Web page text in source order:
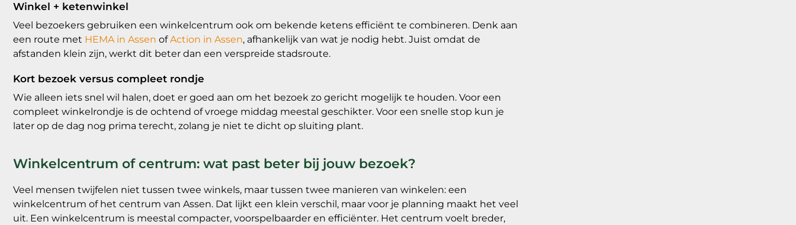
Winkel + ketenwinkel
Veel bezoekers gebruiken een winkelcentrum ook om bekende ketens efficiënt te combineren. Denk aan
een route met HEMA in Assen ofAction in Assen, afhankelijk van wat je nodig hebt. Juist omdat de
afstanden klein zijn, werkt dit beter dan een verspreide stadsroute.
Kort bezoek versus compleet rondje
Wie alleen iets snel wil halen, doet er goed aan om het bezoek zo gericht mogelijk te houden. Voor een
compleet winkelrondje is de ochtend of vroege middag meestal geschikter. Voor een snelle stop kun je
later op de dag nog prima terecht, zolang je niet te dicht op sluiting plant.
Winkelcentrum of centrum: wat past beter bij jouw bezoek?
Veel mensen twijfelen niet tussen twee winkels, maar tussen twee manieren van winkelen: een
winkelcentrum of het centrum van Assen. Dat lijkt een klein verschil, maar voor je planning maakt het veel
uit. Een winkelcentrum is meestal compacter, voorspelbaarder en efficiënter. Het centrum voelt breder,